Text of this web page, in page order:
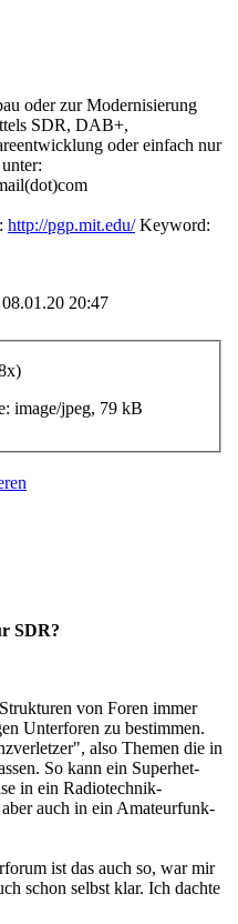
oder zur Modernisierung
SDR, DAB+,
oder einfach nur
http://pgp.mit.edu/Keyword:
20:47
image/jpeg, 79 kB
SDR?
von Foren immer
Unterforen zu bestimmen.
also Themen die in
So kann ein Superhet-
in ein Radiotechnik-
auch in ein Amateurfunk-
ist das auch so, war mir
schon selbst klar. Ich dachte